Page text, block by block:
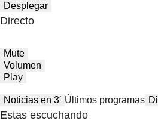
Desplegar
Directo
Mute
Volumen
Play
Noticias en 3′ Últimos programas
Estas escuchando